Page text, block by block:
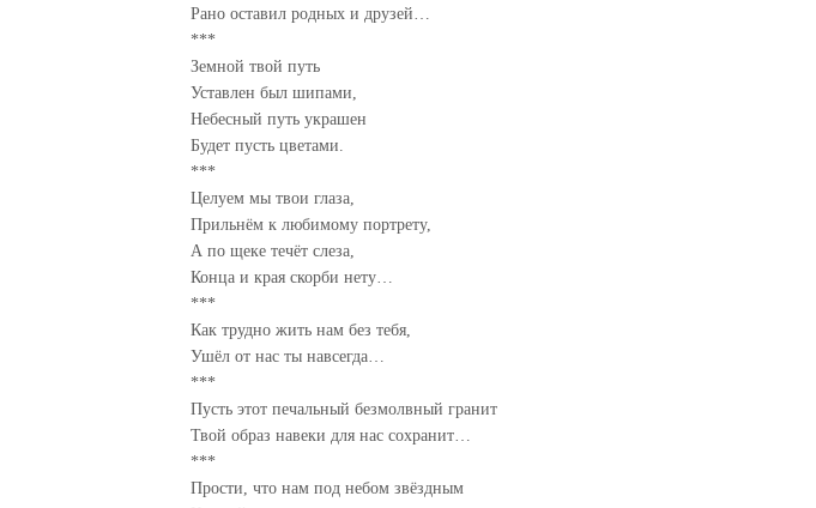
Рано оставил родных и друзей…
***
Земной твой путь
Уставлен был шипами,
Небесный путь украшен
Будет пусть цветами.
***
Целуем мы твои глаза,
Прильнём к любимому портрету,
А по щеке течёт слеза,
Конца и края скорби нету…
***
Как трудно жить нам без тебя,
Ушёл от нас ты навсегда…
***
Пусть этот печальный безмолвный гранит
Твой образ навеки для нас сохранит…
***
Прости, что нам под небом звёздным